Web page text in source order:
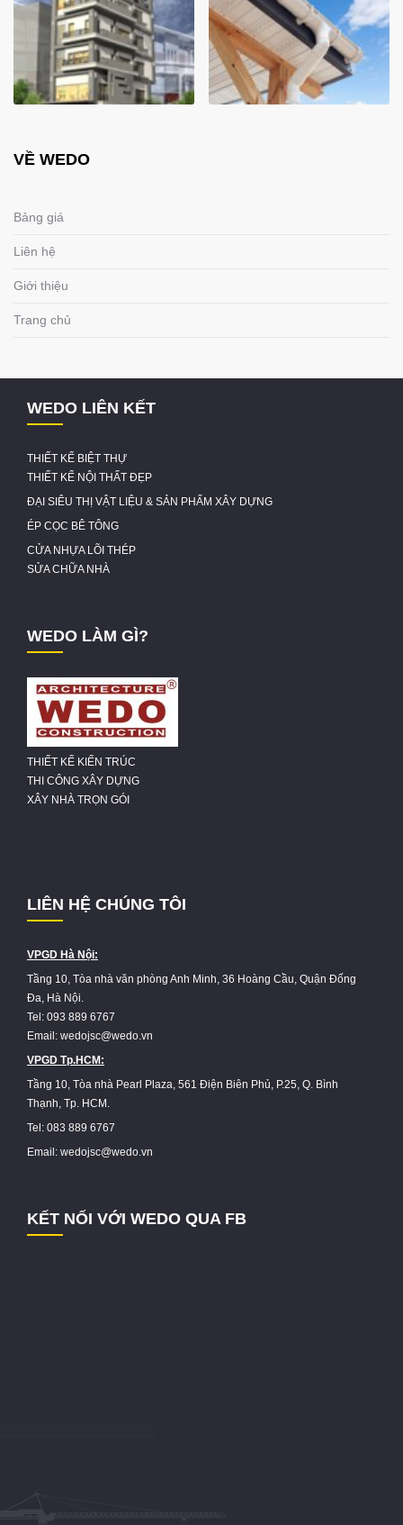
VỀ WEDO
Bảng giá
Liên hệ
Giới thiệu
Trang chủ
WEDO LIÊN KẾT
THIẾT KẾ BIỆT THỰ
THIẾT KẾ NỘI THẤT ĐẸP
ĐẠI SIÊU THỊ VẬT LIỆU & SẢN PHẨM XÂY DỰNG
ÉP CỌC BÊ TÔNG
CỬA NHỰA LÕI THÉP
SỬA CHỮA NHÀ
WEDO LÀM GÌ?
THIẾT KẾ KIẾN TRÚC
THI CÔNG XÂY DỰNG
XÂY NHÀ TRỌN GÓI
LIÊN HỆ CHÚNG TÔI
VPGD Hà Nội:
Tầng 10, Tòa nhà văn phòng Anh Minh, 36 Hoàng Cầu, Quận Đống
Đa, Hà Nội.
Tel: 093 889 6767
Email: wedojsc@wedo.vn
VPGD Tp.HCM:
Tầng 10, Tòa nhà Pearl Plaza, 561 Điện Biên Phủ, P.25, Q. Bình
Thạnh, Tp. HCM.
Tel: 083 889 6767
Email: wedojsc@wedo.vn
KẾT NỐI VỚI WEDO QUA FB